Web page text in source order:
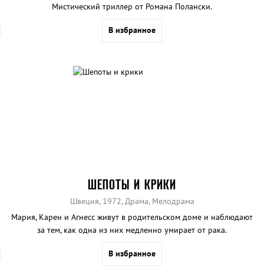
Мистический триллер от Романа Полански.
В избранное
ШЕПОТЫ И КРИКИ
Швеция, 1972, Драма, Мелодрама
Мария, Карен и Агнесс живут в родительском доме и наблюдают
за тем, как одна из них медленно умирает от рака.
В избранное